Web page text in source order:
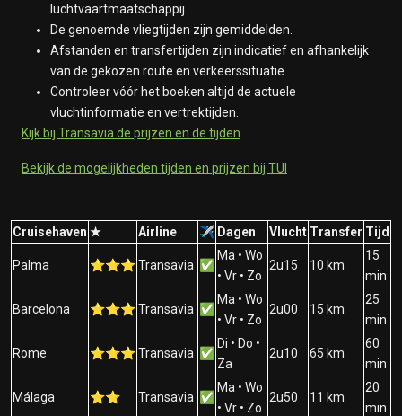
luchtvaartmaatschappij.
De genoemde vliegtijden zijn gemiddelden.
Afstanden en transfertijden zijn indicatief en afhankelijk
van de gekozen route en verkeerssituatie.
Controleer vóór het boeken altijd de actuele
vluchtinformatie en vertrektijden.
Kijk bij Transavia de prijzen en de tijden
Bekijk de mogelijkheden tijden en prijzen bij TUI
Cruisehaven ★ Airline ✈ Dagen Vlucht Transfer Tijd
Palma ⭐⭐⭐Transavia ✅
Ma • Wo
• Vr • Zo
2u15 10 km
15
min
Barcelona ⭐⭐⭐Transavia ✅
Ma • Wo
• Vr • Zo
2u00 15 km
25
min
Rome ⭐⭐⭐Transavia ✅
Di • Do •
Za
2u10 65 km
60
min
Málaga ⭐⭐ Transavia ✅
Ma • Wo
• Vr • Zo
2u50 11 km
20
min